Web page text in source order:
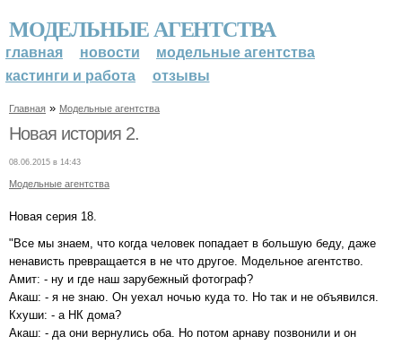
МОДЕЛЬНЫЕ АГЕНТСТВА
главная новости
модельные агентства
кастинги и работа
отзывы
Главная » Модельные агентства
Новая история 2.
08.06.2015 в 14:43
Модельные агентства
Новая серия 18.
"Все мы знаем, что когда человек попадает в большую беду, даже
ненависть превращается в не что другое. Модельное агентство.
Амит: - ну и где наш зарубежный фотограф?
Акаш: - я не знаю. Он уехал ночью куда то. Но так и не объявился.
Кхуши: - а НК дома?
Акаш: - да они вернулись оба. Но потом арнаву позвонили и он